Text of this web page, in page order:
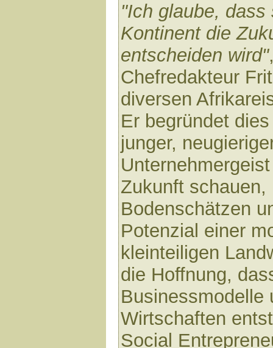
"Ich glaube,
Kontinent die
entscheiden wird"
Chefredakteur
diversen
Er begründet
junger,
Zukunft
Bodenschätzen
Potenzial einer
kleinteiligen
die Hoffnung,
Businessmodelle
Wirtschaften
Social